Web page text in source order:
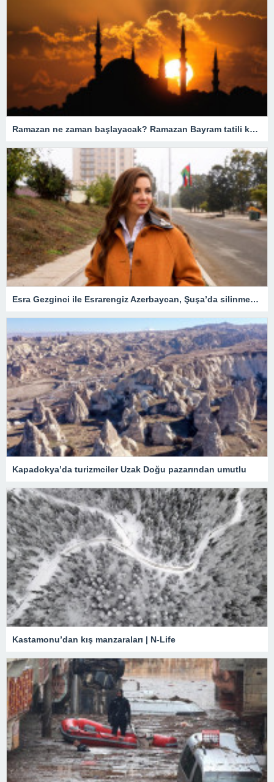
Ramazan ne zaman başlayacak? Ramazan Bayram tatili kaç gün? Orucun insanlar için önemi nedir?
Esra Gezginci ile Esrarengiz Azerbaycan, Şuşa’da silinmek istenen tarihin izlerini sürüyor
Kapadokya’da turizmciler Uzak Doğu pazarından umutlu
Kastamonu’dan kış manzaraları | N-Life